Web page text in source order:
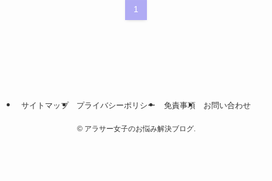
1
サイトマップ プライバシーポリシー 免責事項 お問い合わせ
©アラサー女子のお悩み解決ブログ.